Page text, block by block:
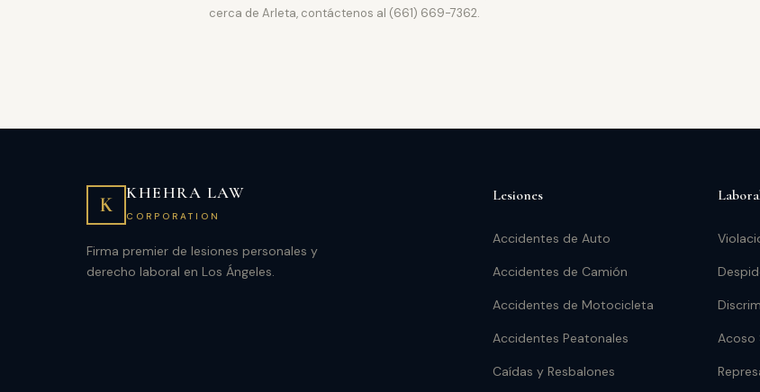
cerca de Arleta, contáctenos al (661) 669-7362.
K
KHEHRA LAW
CORPORATION
Firma premier de lesiones personales y
derecho laboral en Los Ángeles.
Lesiones
Accidentes de Auto
Accidentes de Camión
Accidentes de Motocicleta
Accidentes Peatonales
Caídas y Resbalones
Acoso